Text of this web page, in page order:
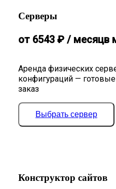
Серверы
Аренда физических
конфигураций —
заказ
от 6543 ₽ / месяцв
Выбрать сервер
Конструктор сайтов